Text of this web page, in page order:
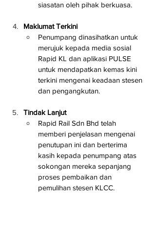
siasatan oleh pihak berkuasa.
Maklumat Terkini
Penumpang dinasihatkan untuk
merujuk kepada media sosial
Rapid KL dan aplikasi PULSE
untuk mendapatkan kemas kini
terkini mengenai keadaan stesen
dan pengangkutan.
Tindak Lanjut
Rapid Rail Sdn Bhd telah
memberi penjelasan mengenai
penutupan ini dan berterima
kasih kepada penumpang atas
sokongan mereka sepanjang
proses pembaikan dan
pemulihan stesen KLCC.